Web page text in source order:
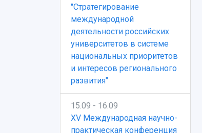
"Стратегирование
международной
деятельности российских
университетов в системе
национальных приоритетов
и интересов регионального
развития"
15.09 - 16.09
XV Международная научно-
практическая конференция